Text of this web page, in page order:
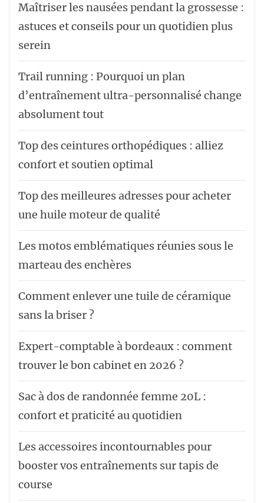
Maîtriser les nausées pendant la grossesse :
astuces et conseils pour un quotidien plus
serein
Trail running : Pourquoi un plan
d’entraînement ultra-personnalisé change
absolument tout
Top des ceintures orthopédiques : alliez
confort et soutien optimal
Top des meilleures adresses pour acheter
une huile moteur de qualité
Les motos emblématiques réunies sous le
marteau des enchères
Comment enlever une tuile de céramique
sans la briser ?
Expert-comptable à bordeaux : comment
trouver le bon cabinet en 2026 ?
Sac à dos de randonnée femme 20L :
confort et praticité au quotidien
Les accessoires incontournables pour
booster vos entraînements sur tapis de
course